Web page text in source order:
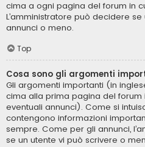
cima a ogni pagina del forum in
L’amministratore può decidere
annunci o meno.
Top
Cosa sono gli argomenti
Gli argomenti importanti (in
cima alla prima pagina del
eventuali annunci). Come si
contengono informazioni
sempre. Come per gli annunci,
se un utente vi può scrivere o